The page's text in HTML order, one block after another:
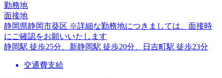
勤務地
面接地
静岡県静岡市葵区 ※詳細な勤務地につきましては、面接時
にご確認をお願いいたします
静岡駅 徒歩25分、新静岡駅 徒歩20分、日吉町駅 徒歩23分
交通費支給